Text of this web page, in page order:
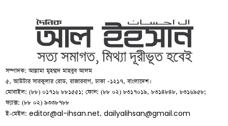
সম্পাদক: আল্লামা মুহম্মদ মাহবুব আলম
৫, আউটার সারকুলার রোড, রাজারবাগ, ঢাকা -১২১৭, বাংলাদেশ।
মোবাইল: (৮৮) ০১৭১৬ ৮৮১৫৫১; ফোন: (৮৮ ০২) ৮৩১৭০১৯, ৮৩১৪৮৪৮, ৮৩১৬৯৫৮;
ফ্যাক্স: (৮৮ ০২) ৯৩৩৮৭৮৮
ই-মেইল:editor@al-ihsan.net,dailyalihsan@gmail.com